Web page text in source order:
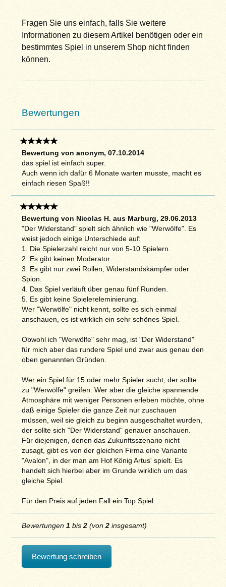
Fragen Sie uns einfach, falls Sie weitere
Informationen zu diesem Artikel benötigen oder ein
bestimmtes Spiel in unserem Shop nicht finden
können.
Bewertungen
Bewertung von anonym, 07.10.2014
das spiel ist einfach super.
Auch wenn ich dafür 6 Monate warten musste, macht es
einfach riesen Spaß!!
Bewertung von Nicolas H. aus Marburg, 29.06.2013
"Der Widerstand" spielt sich ähnlich wie "Werwölfe". Es
weist jedoch einige Unterschiede auf:
1. Die Spielerzahl reicht nur von 5-10 Spielern.
2. Es gibt keinen Moderator.
3. Es gibt nur zwei Rollen, Widerstandskämpfer oder
Spion.
4. Das Spiel verläuft über genau fünf Runden.
5. Es gibt keine Spielereleminierung.
Wer "Werwölfe" nicht kennt, sollte es sich einmal
anschauen, es ist wirklich ein sehr schönes Spiel.
Obwohl ich "Werwölfe" sehr mag, ist "Der Widerstand"
für mich aber das rundere Spiel und zwar aus genau den
oben genannten Gründen.
Wer ein Spiel für 15 oder mehr Spieler sucht, der sollte
zu "Werwölfe" greifen. Wer aber die gleiche spannende
Atmosphäre mit weniger Personen erleben möchte, ohne
daß einige Spieler die ganze Zeit nur zuschauen
müssen, weil sie gleich zu beginn ausgeschaltet wurden,
der sollte sich "Der Widerstand" genauer anschauen.
Für diejenigen, denen das Zukunftsszenario nicht
zusagt, gibt es von der gleichen Firma eine Variante
"Avalon", in der man am Hof König Artus' spielt. Es
handelt sich hierbei aber im Grunde wirklich um das
gleiche Spiel.
Für den Preis auf jeden Fall ein Top Spiel.
Bewertungen 1 bis2(von2insgesamt)
Bewertung schreiben